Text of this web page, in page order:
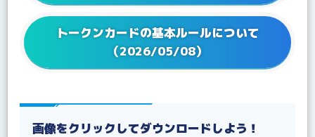
【EX-04】を更新！
2022/12/16 Q&Aを更新！
Q&A アドバンスデッキ ベルゼブモン【ST-14】を更
【BT-11】を更新！
トークンカードの基本ルールについて
（2026/05/08）
画像をクリックしてダウンロードしよう！